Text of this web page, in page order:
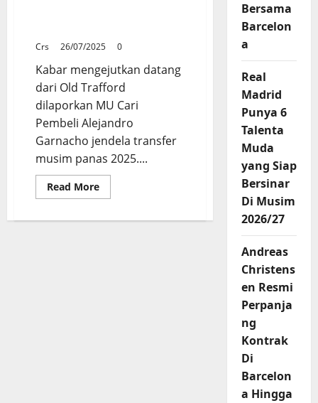
Crs 26/07/2025 0
Kabar mengejutkan datang
dari Old Trafford
dilaporkan MU Cari
Pembeli Alejandro
Garnacho jendela transfer
musim panas 2025....
Read MoreRead
more
Bersama
Barcelon
a
Real
Madrid
Punya 6
Talenta
Muda
yang Siap
Bersinar
Di Musim
2026/27
Andreas
Christens
en Resmi
Perpanja
ng
Kontrak
Di
Barcelon
a Hingga